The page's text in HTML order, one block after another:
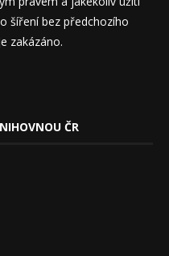
šíření bez předchozího
zakázáno.
ČR